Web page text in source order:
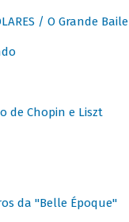
/ O Grande Baile
de Chopin e Liszt
da "Belle Époque"